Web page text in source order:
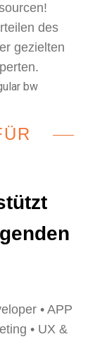
des
gezielten
• APP
• UX &